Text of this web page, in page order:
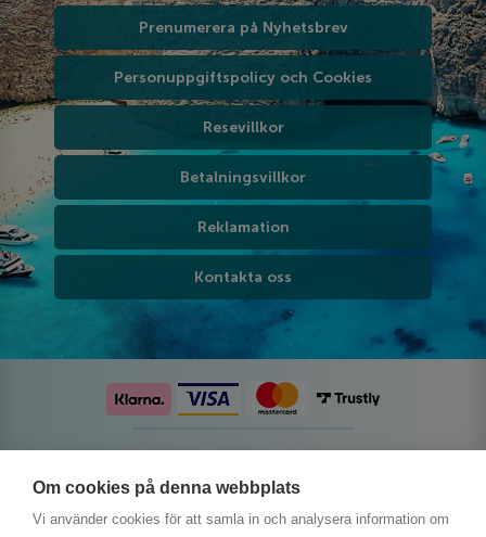
Om cookies på denna webbplats
Vi använder cookies för att samla in och analysera information om
Prenumerera på Nyhetsbrev
Personuppgiftspolicy och Cookies
Resevillkor
Betalningsvillkor
Reklamation
Kontakta oss